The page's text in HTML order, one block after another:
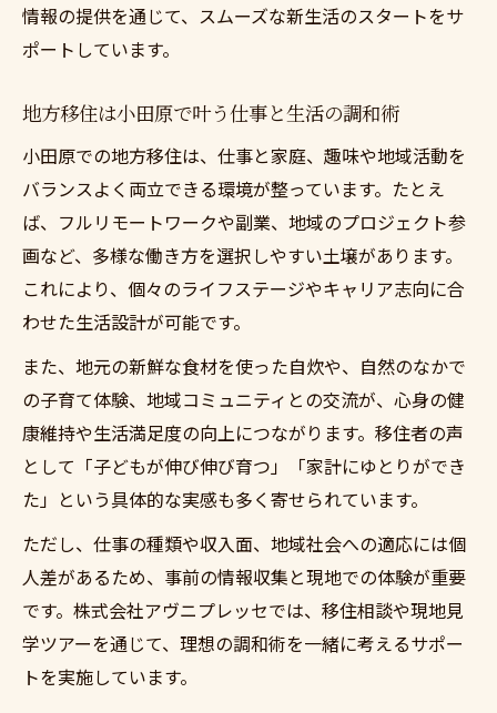
情報の提供を通じて、スムーズな新生活のスタートをサ
ポートしています。
地方移住は小田原で叶う仕事と生活の調和術
小田原での地方移住は、仕事と家庭、趣味や地域活動を
バランスよく両立できる環境が整っています。たとえ
ば、フルリモートワークや副業、地域のプロジェクト参
画など、多様な働き方を選択しやすい土壌があります。
これにより、個々のライフステージやキャリア志向に合
わせた生活設計が可能です。
また、地元の新鮮な食材を使った自炊や、自然のなかで
の子育て体験、地域コミュニティとの交流が、心身の健
康維持や生活満足度の向上につながります。移住者の声
として「子どもが伸び伸び育つ」「家計にゆとりができ
た」という具体的な実感も多く寄せられています。
ただし、仕事の種類や収入面、地域社会への適応には個
人差があるため、事前の情報収集と現地での体験が重要
です。株式会社アヴニプレッセでは、移住相談や現地見
学ツアーを通じて、理想の調和術を一緒に考えるサポー
トを実施しています。